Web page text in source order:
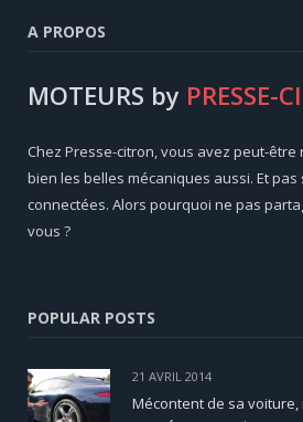
A PROPOS
MOTEURS by PRESSE-
Chez Presse-citron, vous avez peut-
bien les belles mécaniques aussi. Et
connectées. Alors pourquoi ne pas
vous ?
POPULAR POSTS
21 AVRIL 2014
Mécontent de sa